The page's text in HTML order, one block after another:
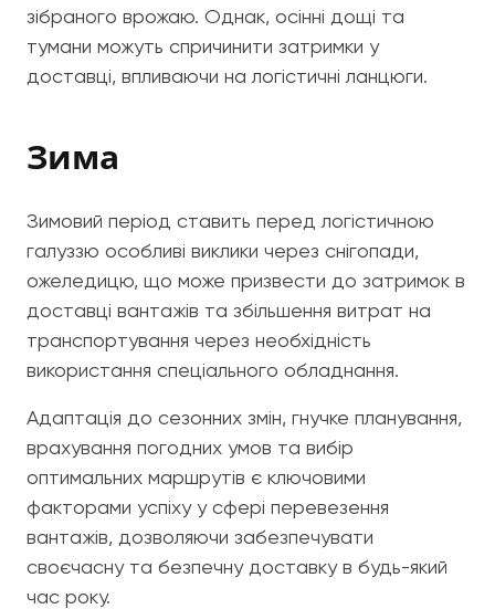
зібраного врожаю. Однак, осінні дощі та
тумани можуть спричинити затримки у
доставці, впливаючи на логістичні ланцюги.
Зима
Зимовий період ставить перед логістичною
галуззю особливі виклики через снігопади,
ожеледицю, що може призвести до затримок в
доставці вантажів та збільшення витрат на
транспортування через необхідність
використання спеціального обладнання.
Адаптація до сезонних змін, гнучке планування,
врахування погодних умов та вибір
оптимальних маршрутів є ключовими
факторами успіху у сфері перевезення
вантажів, дозволяючи забезпечувати
своєчасну та безпечну доставку в будь-який
час року.